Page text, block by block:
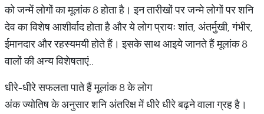
को जन्में लोगों का मूलांक 8 होता है। इन तारीखों पर जन्मे लोगों पर शनि
देव का विशेष आशीर्वाद होता है और ये लोग प्रायः शांत, अंतर्मुखी, गंभीर,
ईमानदार और रहस्यमयी होते हैं। इसके साथ आइये जानते हैं मूलांक 8
वालों की अन्य विशेषताएं..
धीरे-धीरे सफलता पाते हैं मूलांक 8 के लोग
अंक ज्योतिष के अनुसार शनि अंतरिक्ष में धीरे धीरे बढ़ने वाला ग्रह है।